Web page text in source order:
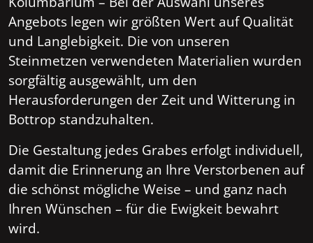
Angebots legen wir größten Wert auf Qualität
und Langlebigkeit. Die von unseren
Steinmetzen verwendeten Materialien wurden
sorgfältig ausgewählt, um den
Herausforderungen der Zeit und Witterung in
Bottrop standzuhalten.
Die Gestaltung jedes Grabes erfolgt individuell,
damit die Erinnerung an Ihre Verstorbenen auf
die schönst mögliche Weise – und ganz nach
Ihren Wünschen – für die Ewigkeit bewahrt
wird.